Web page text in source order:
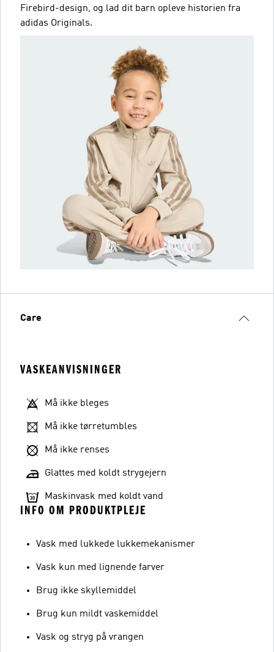
Firebird-design, og lad dit barn opleve historien fra
adidas Originals.
Care
VASKEANVISNINGER
Må ikke bleges
Må ikke tørretumbles
Må ikke renses
Glattes med koldt strygejern
Maskinvask med koldt vand
INFO OM PRODUKTPLEJE
Vask med lukkede lukkemekanismer
Vask kun med lignende farver
Brug ikke skyllemiddel
Brug kun mildt vaskemiddel
Vask og stryg på vrangen